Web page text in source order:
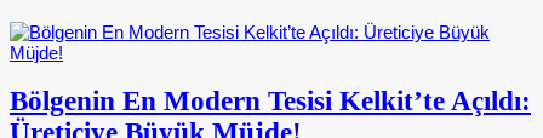
Bölgenin En Modern Tesisi Kelkit’te Açıldı: